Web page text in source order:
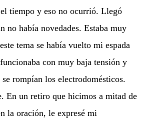
el tiempo y eso no ocurrió. Llegó
no había novedades. Estaba muy
tema se había vuelto mi espada
con muy baja tensión y
rompían los electrodomésticos.
En un retiro que hicimos a mitad de
la oración, le expresé mi